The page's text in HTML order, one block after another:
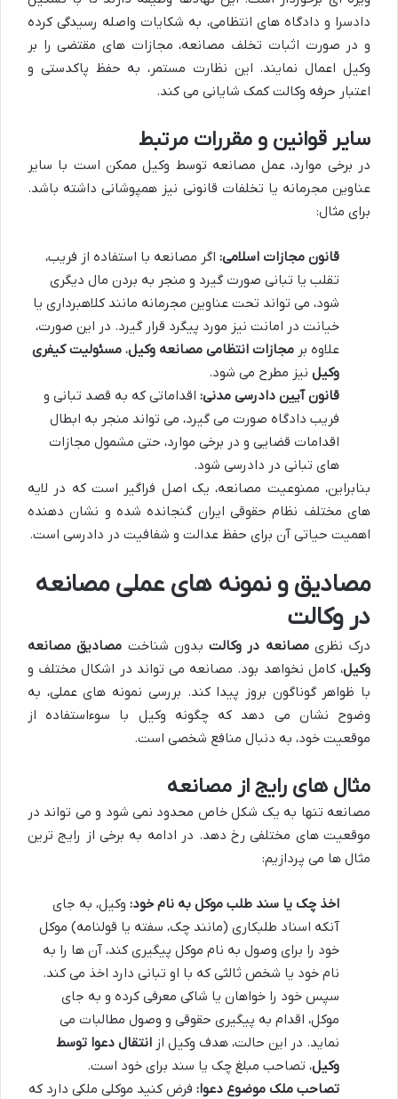
دادسرا و دادگاه های انتظامی، به شکایات واصله رسیدگی کرده
و در صورت اثبات تخلف مصانعه، مجازات های مقتضی را بر
وکیل اعمال نمایند. این نظارت مستمر، به حفظ پاکدستی و
اعتبار حرفه وکالت کمک شایانی می کند.
سایر قوانین و مقررات مرتبط
در برخی موارد، عمل مصانعه توسط وکیل ممکن است با سایر
عناوین مجرمانه یا تخلفات قانونی نیز همپوشانی داشته باشد.
برای مثال:
قانون مجازات اسلامی: اگر مصانعه با استفاده از فریب،
تقلب یا تبانی صورت گیرد و منجر به بردن مال دیگری
شود، می تواند تحت عناوین مجرمانه مانند کلاهبرداری یا
خیانت در امانت نیز مورد پیگرد قرار گیرد. در این صورت،
علاوه بر مجازات انتظامی مصانعه وکیل، مسئولیت کیفری
وکیل نیز مطرح می شود.
قانون آیین دادرسی مدنی: اقداماتی که به قصد تبانی و
فریب دادگاه صورت می گیرد، می تواند منجر به ابطال
اقدامات قضایی و در برخی موارد، حتی مشمول مجازات
های تبانی در دادرسی شود.
بنابراین، ممنوعیت مصانعه، یک اصل فراگیر است که در لایه
های مختلف نظام حقوقی ایران گنجانده شده و نشان دهنده
اهمیت حیاتی آن برای حفظ عدالت و شفافیت در دادرسی است.
مصادیق و نمونه های عملی مصانعه
در وکالت
درک نظریمصانعه در وکالت بدون شناخت مصادیق مصانعه
وکیل، کامل نخواهد بود. مصانعه می تواند در اشکال مختلف و
با ظواهر گوناگون بروز پیدا کند. بررسی نمونه های عملی، به
وضوح نشان می دهد که چگونه وکیل با سوءاستفاده از
موقعیت خود، به دنبال منافع شخصی است.
مثال های رایج از مصانعه
مصانعه تنها به یک شکل خاص محدود نمی شود و می تواند در
موقعیت های مختلفی رخ دهد. در ادامه به برخی از رایج ترین
مثال ها می پردازیم:
اخذ چک یا سند طلب موکل به نام خود: وکیل، به جای
آنکه اسناد طلبکاری (مانند چک، سفته یا قولنامه) موکل
خود را برای وصول به نام موکل پیگیری کند، آن ها را به
نام خود یا شخص ثالثی که با او تبانی دارد اخذ می کند.
سپس خود را خواهان یا شاکی معرفی کرده و به جای
موکل، اقدام به پیگیری حقوقی و وصول مطالبات می
نماید. در این حالت، هدف وکیل از انتقال دعوا توسط
وکیل، تصاحب مبلغ چک یا سند برای خود است.
تصاحب ملک موضوع دعوا: فرض کنید موکلی ملکی دارد که